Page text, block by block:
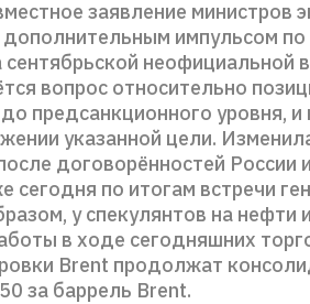
заявление министров
импульсом
неофициальной
вопрос относительно
предсанкционного уровня, и
указанной цели.
договорённостей России
сегодня по итогам встречи
у спекулянтов на нефти
в ходе сегодняшних
Brent продолжат
за баррель Brent.